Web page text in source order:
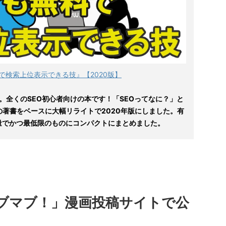
検索上位表示できる技』【2020版】
全くのSEO初心者向けの本です！「SEOってなに？」と
書をベースに大幅リライトで2020年版にしました。有
かつ最低限のものにコンパクトにまとめました。
マブ！」漫画投稿サイトで公